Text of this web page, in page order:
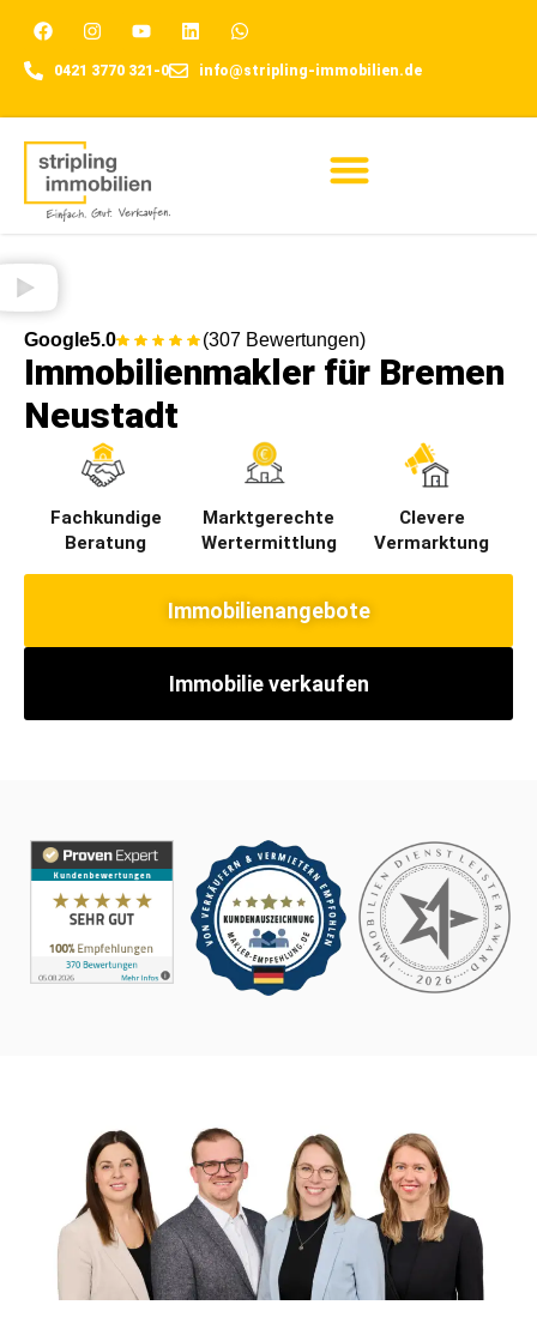
0421 3770 321-0 info@stripling-immobilien.de
Google5.0 (307 Bewertungen)
Immobilienmakler für Bremen
Neustadt​
Fachkundige
Beratung​
Marktgerechte
Wertermittlung​
Clevere
Vermarktung
Immobilienangebote
Immobilie verkaufen